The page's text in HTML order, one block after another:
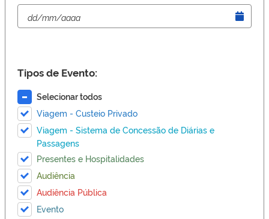
Tipos de Evento:
Selecionar todos
Viagem - Custeio Privado
Viagem - Sistema de Concessão de Diárias e
Passagens
Presentes e Hospitalidades
Audiência
Audiência Pública
Evento